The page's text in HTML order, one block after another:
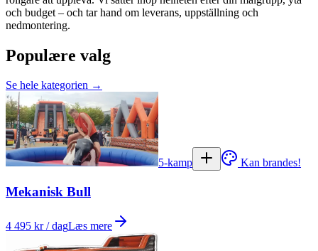
och budget – och tar hand om leverans, uppställning och
nedmontering.
Populære valg
Se hele kategorien →
5-kamp Kan brandes!
Mekanisk Bull
4 495 kr / dagLæs mere